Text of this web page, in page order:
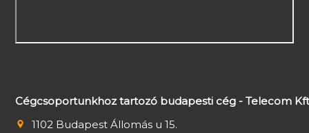
Cégcsoportunkhoz tartozó budapesti cég - Telecom
1102 Budapest Állomás u 15.